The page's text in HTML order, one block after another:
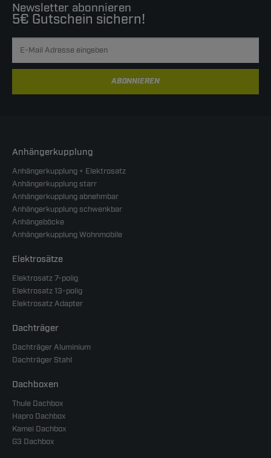
Newsletter abonnieren
5€ Gutschein sichern!
ABONNIEREN
Anhängerkupplung
Anhängerkupplung + Elektrosatz
Anhängerkupplung starr
Anhängerkupplung abnehmbar
Anhängerkupplung schwenkbar
Anhängeböcke
Anhängerkupplung Wohnmobile
Elektrosätze
Elektrosatz 7-polig
Elektrosatz 13-polig
Elektrosatz Adapter
Dachträger
Dachträger Aluminium
Dachträger Stahl
Dachboxen
Thule Dachbox
Hapro Dachbox
Kamei Dachbox
G3 Dachbox